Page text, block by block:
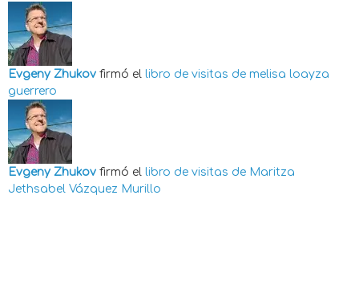
Evgeny Zhukov firmó el libro de visitas de melisa loayza
guerrero
Evgeny Zhukov firmó el libro de visitas de Maritza
Jethsabel Vázquez Murillo